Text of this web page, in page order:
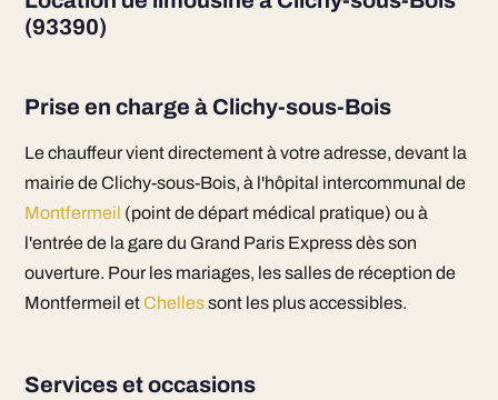
(93390)
Prise en charge à Clichy-sous-Bois
Le chauffeur vient directement à votre adresse, devant la
mairie de Clichy-sous-Bois, à l'hôpital intercommunal de
Montfermeil (point de départ médical pratique) ou à
l'entrée de la gare du Grand Paris Express dès son
ouverture. Pour les mariages, les salles de réception de
Montfermeil etChellessont les plus accessibles.
Services et occasions